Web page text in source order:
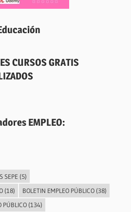
CURSOS GRATIS
EMPLEO:
SEPE (5)
(18) BOLETIN EMPLEO PÚBLICO(38)
PÚBLICO(134)